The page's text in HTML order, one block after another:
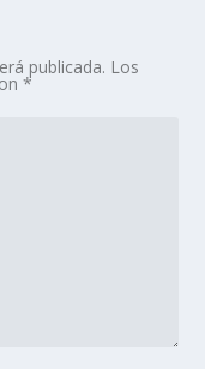
publicada. Los
*